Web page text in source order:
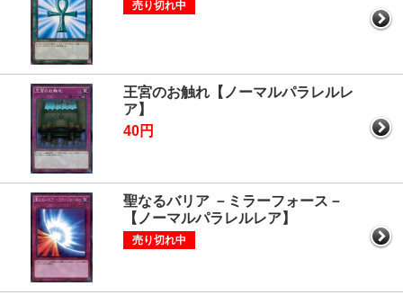
売り切れ中
王宮のお触れ【ノーマルパラレルレ
ア】
40円
聖なるバリア －ミラーフォース－
【ノーマルパラレルレア】
売り切れ中